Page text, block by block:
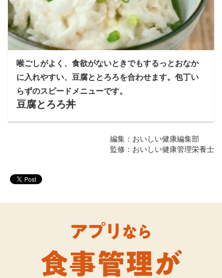
喉ごしがよく、食欲がないときでもするっとおなか
に入れやすい、豆腐ととろろを合わせます。包丁い
らずのスピードメニューです。
豆腐とろろ丼
編集：おいしい健康編集部
監修：おいしい健康管理栄養士